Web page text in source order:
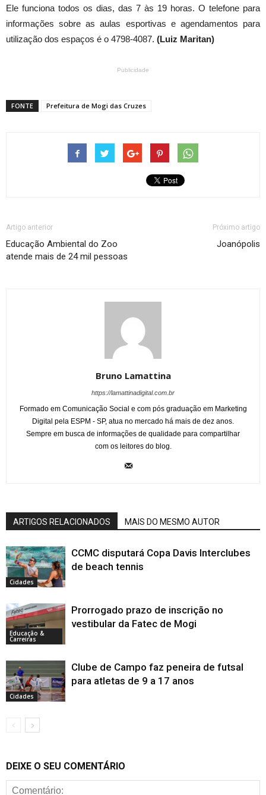
Ele funciona todos os dias, das 7 às 19 horas. O telefone para
informações sobre as aulas esportivas e agendamentos para
utilização dos espaços é o 4798-4087. (Luiz Maritan)
Publicidade
FONTE Prefeitura de Mogi das Cruzes
Artigo anterior
Educação Ambiental do Zoo
atende mais de 24 mil pessoas
Próximo artigo
Joanópolis
Bruno Lamattina
https://lamattinadigital.com.br
Formado em Comunicação Social e com pós graduação em Marketing
Digital pela ESPM - SP, atua no mercado há mais de dez anos.
Sempre em busca de informações de qualidade para compartilhar
com os leitores do blog.
ARTIGOS RELACIONADOS MAIS DO MESMO AUTOR
Cidades
CCMC disputará Copa Davis Interclubes
de beach tennis
Educação &
Carreiras
Prorrogado prazo de inscrição no
vestibular da Fatec de Mogi
Cidades
Clube de Campo faz peneira de futsal
para atletas de 9 a 17 anos
DEIXE O SEU COMENTÁRIO